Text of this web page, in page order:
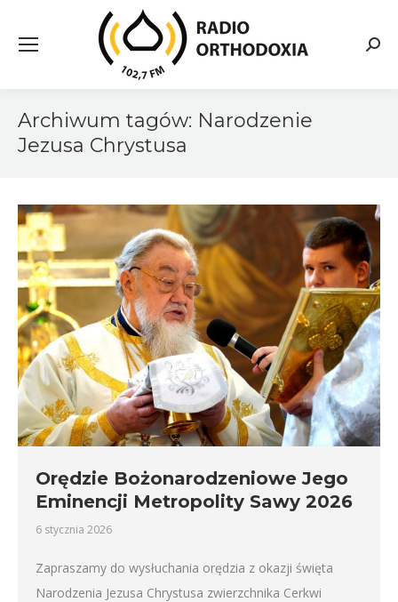
Archiwum tagów: Narodzenie
Jezusa Chrystusa
Orędzie Bożonarodzeniowe Jego
Eminencji Metropolity Sawy 2026
6 stycznia 2026
Zapraszamy do wysłuchania orędzia z okazji święta
Narodzenia Jezusa Chrystusa zwierzchnika Cerkwi